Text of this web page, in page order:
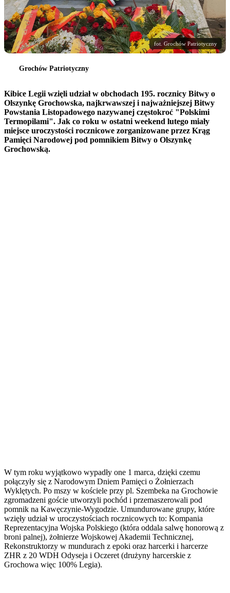
fot. Grochów Patriotyczny
Grochów Patriotyczny
Kibice Legii wzięli udział w obchodach 195. rocznicy Bitwy o
Olszynkę Grochowska, najkrwawszej i najważniejszej Bitwy
Powstania Listopadowego nazywanej częstokroć "Polskimi
Termopilami". Jak co roku w ostatni weekend lutego miały
miejsce uroczystości rocznicowe zorganizowane przez Krąg
Pamięci Narodowej pod pomnikiem Bitwy o Olszynkę
Grochowską.
W tym roku wyjątkowo wypadły one 1 marca, dzięki czemu
połączyły się z Narodowym Dniem Pamięci o Żołnierzach
Wyklętych. Po mszy w kościele przy pl. Szembeka na Grochowie
zgromadzeni goście utworzyli pochód i przemaszerowali pod
pomnik na Kawęczynie-Wygodzie. Umundurowane grupy, które
wzięły udział w uroczystościach rocznicowych to: Kompania
Reprezentacyjna Wojska Polskiego (która oddala salwę honorową z
broni palnej), żołnierze Wojskowej Akademii Technicznej,
Rekonstruktorzy w mundurach z epoki oraz harcerki i harcerze
ZHR z 20 WDH Odyseja i Oczeret (drużyny harcerskie z
Grochowa więc 100% Legia).